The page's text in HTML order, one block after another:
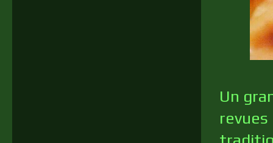
Un